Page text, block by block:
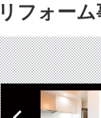
リフォーム